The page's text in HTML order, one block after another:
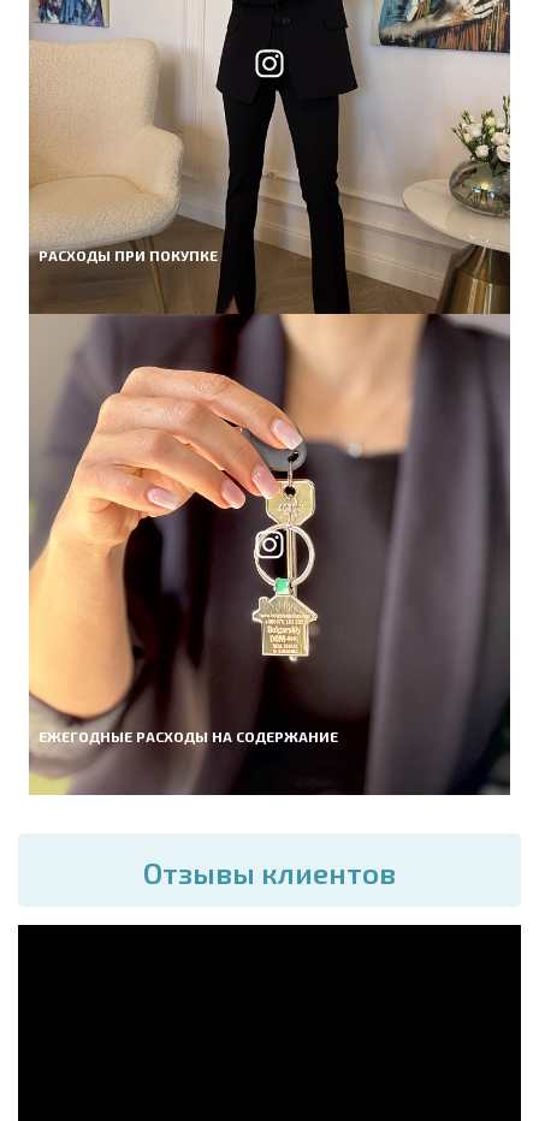
РАСХОДЫ ПРИ ПОКУПКЕ
ЕЖЕГОДНЫЕ РАСХОДЫ НА СОДЕРЖАНИЕ
Отзывы клиентов